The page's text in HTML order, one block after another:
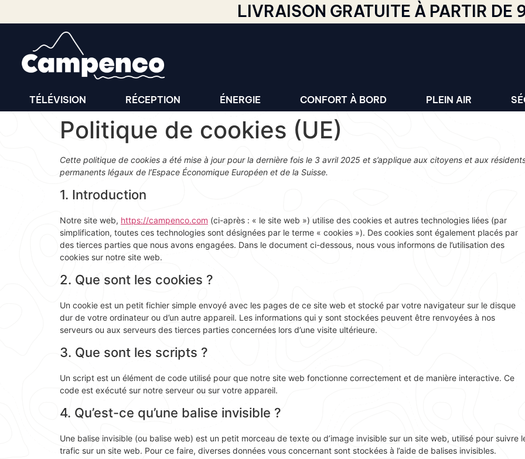
LIVRAISON GRATUITE À PARTIR DE
TÉLÉVISION RÉCEPTION ÉNERGIE CONFORT À BORD PLEIN AIR
Politique de cookies (UE)
Cette politique de cookies a été mise à jour pour la dernière fois le 3 avril 2025 et s’applique aux citoyens et aux
permanents légaux de l’Espace Économique Européen et de la Suisse.
1. Introduction
Notre site web, https://campenco.com (ci-après : « le site web ») utilise des cookies et autres technologies liées (par
simplification, toutes ces technologies sont désignées par le terme « cookies »). Des cookies sont également placés par
des tierces parties que nous avons engagées. Dans le document ci-dessous, nous vous informons de l’utilisation des
cookies sur notre site web.
2. Que sont les cookies ?
Un cookie est un petit fichier simple envoyé avec les pages de ce site web et stocké par votre navigateur sur le disque
dur de votre ordinateur ou d’un autre appareil. Les informations qui y sont stockées peuvent être renvoyées à nos
serveurs ou aux serveurs des tierces parties concernées lors d’une visite ultérieure.
3. Que sont les scripts ?
Un script est un élément de code utilisé pour que notre site web fonctionne correctement et de manière interactive. Ce
code est exécuté sur notre serveur ou sur votre appareil.
4. Qu’est-ce qu’une balise invisible ?
Une balise invisible (ou balise web) est un petit morceau de texte ou d’image invisible sur un site web, utilisé pour suivre
trafic sur un site web. Pour ce faire, diverses données vous concernant sont stockées à l’aide de balises invisibles.